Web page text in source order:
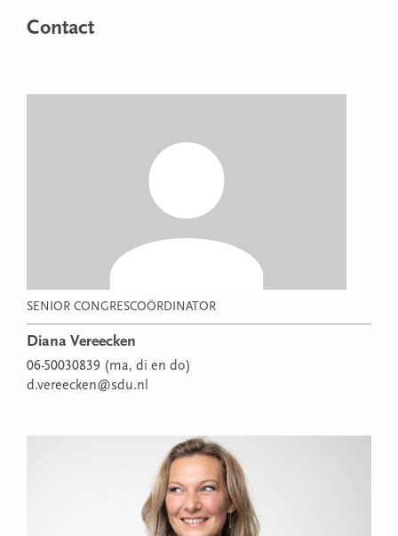
Contact
SENIOR CONGRESCOÖRDINATOR
Diana Vereecken
06-50030839 (ma, di en do)
d.vereecken@sdu.nl